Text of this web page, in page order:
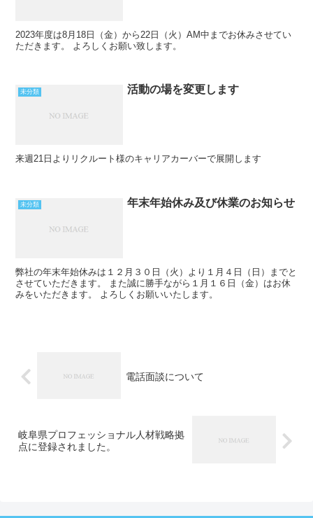
2023年度は8月18日（金）から22日（火）AM中までお休みさせてい
ただきます。 よろしくお願い致します。
未分類 活動の場を変更します
来週21日よりリクルート様のキャリアカーバーで展開します
未分類 年末年始休み及び休業のお知らせ
弊社の年末年始休みは１２月３０日（火）より１月４日（日）までと
させていただきます。 また誠に勝手ながら１月１６日（金）はお休
みをいただきます。 よろしくお願いいたします。
電話面談について
岐阜県プロフェッショナル人材戦略拠
点に登録されました。